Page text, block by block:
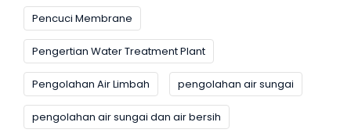
Pencuci Membrane
Pengertian Water Treatment Plant
Pengolahan Air Limbah pengolahan air sungai
pengolahan air sungai dan air bersih